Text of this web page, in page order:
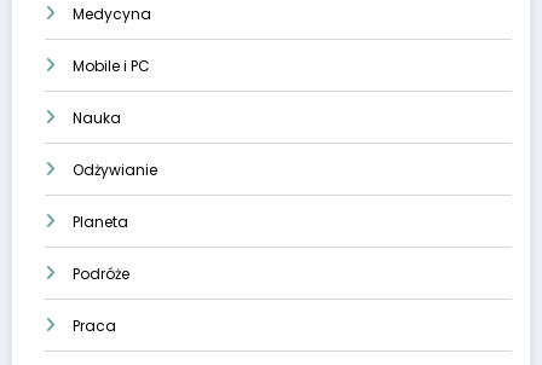
Medycyna
Mobile i PC
Nauka
Odżywianie
Planeta
Podróże
Praca